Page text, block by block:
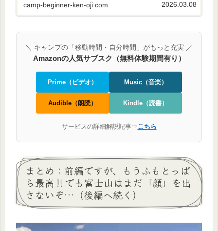
代パパキャンパーが解説します。
camp-beginner-ken-oji.com 2026.03.08
＼ キャンプの「移動時間・自分時間」がもっと充実 ／
Amazonの人気サブスク（無料体験期間有り）
Prime（ビデオ） Music（音楽）
Audible（朗読） Kindle（読書）
サービスの詳細解説記事⇒こちら
まとめ：前編ですが、もうふもとっぱ
ら最高‼でも富士山はまだ「顔」を出
さないぞ…（後編へ続く）